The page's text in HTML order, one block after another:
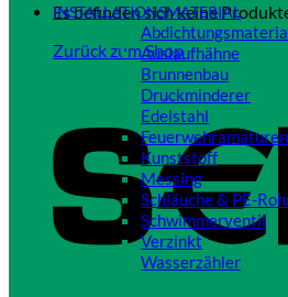
Es befinden sich keine
Zurück zum Shop
INSTALLATIONSMATERIAL
Auslaufhähne
Brunnenbau
Druckminderer
Edelstahl
Feuerwehramaturen
Kunststoff
Messing
Schläuche & PE-
Schwimmerventil
Verzinkt
Wasserzähler